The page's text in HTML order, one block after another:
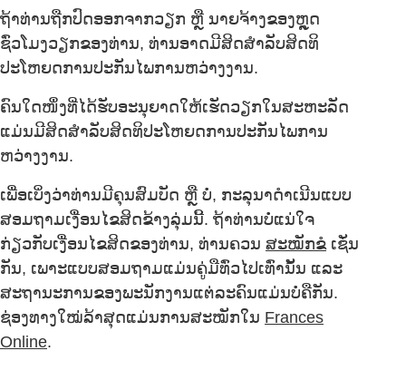
ຖ້າທ່ານຖືກປົດອອກຈາກວຽກ ຫຼື ນາຍຈ້າງຂອງຫຼຸດ
ຊົ່ວໂມງວຽກຂອງທ່ານ, ທ່ານອາດມີສິດສຳລັບສິດທິ
ປະໂຫຍດການປະກັນໄພການຫວ່າງງານ.
ຄົນໃດໜຶ່ງທີ່ໄດ້ຮັບອະນຸຍາດໃຫ້ເຮັດວຽກໃນສະຫະລັດ
ແມ່ນມີສິດສຳລັບສິດທິປະໂຫຍດການປະກັນໄພການ
ຫວ່າງງານ.
ເພື່ອເບິ່ງວ່າທ່ານມີຄຸນສົມບັດ ຫຼື ບໍ່, ກະລຸນາດຳເນີນແບບ
ສອມຖາມເງື່ອນໄຂສິດຂ້າງລຸ່ມນີ້. ຖ້າທ່ານບໍ່ແນ່ໃຈ
ກ່ຽວກັບເງື່ອນໄຂສິດຂອງທ່ານ, ທ່ານຄວນ ສະໝັກຂໍ ເຊັ່ນ
ກັນ, ເພາະແບບສອມຖາມແມ່ນຄູ່ມືທົ່ວໄປເທົ່ານັ້ນ ແລະ
ສະຖານະການຂອງພະນັກງານແຕ່ລະຄົນແມ່ນບໍ່ຄືກັນ.
ຊ່ອງທາງໃໝ່ລ້າສຸດແມ່ນການສະໝັກໃນ Frances
Online.